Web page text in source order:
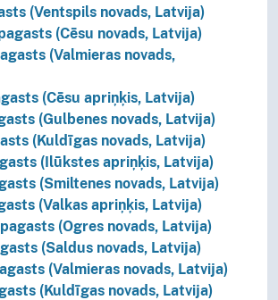
(Ventspils novads, Latvija)
(Cēsu novads, Latvija)
(Valmieras novads,
(Cēsu apriņķis, Latvija)
(Gulbenes novads, Latvija)
(Kuldīgas novads, Latvija)
(Ilūkstes apriņķis, Latvija)
(Smiltenes novads, Latvija)
(Valkas apriņķis, Latvija)
(Ogres novads, Latvija)
(Saldus novads, Latvija)
(Valmieras novads, Latvija)
(Kuldīgas novads, Latvija)